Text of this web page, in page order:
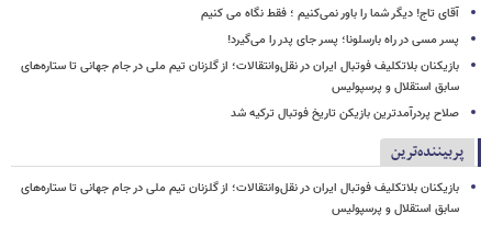
آقای تاج! دیگر شما را باور نمی‌کنیم ؛ فقط نگاه می کنیم
پسر مسی در راه بارسلونا؛ پسر جای پدر را می‌گیرد!
بازیکنان بلاتکلیف فوتبال ایران در نقل‌وانتقالات؛ از گلزنان تیم ملی در جام جهانی تا ستاره‌های
سابق استقلال و پرسپولیس
صلاح پردرآمدترین بازیکن تاریخ فوتبال ترکیه شد
پربیننده‌ترین
بازیکنان بلاتکلیف فوتبال ایران در نقل‌وانتقالات؛ از گلزنان تیم ملی در جام جهانی تا ستاره‌های
سابق استقلال و پرسپولیس